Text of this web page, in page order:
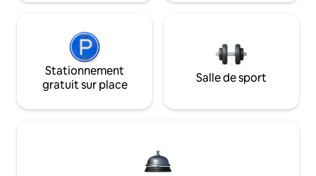
Stationnement
gratuit sur place
Salle de sport